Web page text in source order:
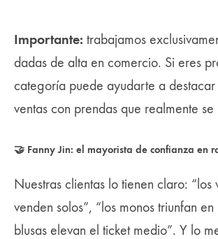
Importante: trabajamos
dadas de alta en comercio. Si eres
categoría puede ayudarte a destacar
ventas con prendas que realmente se
🤝 Fanny Jin: el mayorista de confianza en
Nuestras clientas lo tienen claro: “los
venden solos”, “los monos triunfan en
blusas elevan el ticket medio”. Y lo